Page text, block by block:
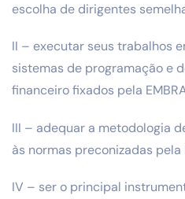
escolha de dirigentes
II – executar seus trabalhos
sistemas de programação e
financeiro fixados pela
III – adequar a metodologia
às normas preconizadas pela
IV – ser o principal